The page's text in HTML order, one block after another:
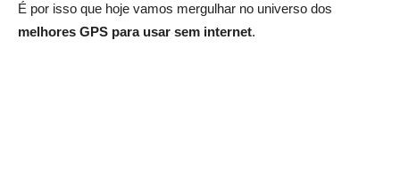
É por isso que hoje vamos mergulhar no universo dos
melhores GPS para usar sem internet.